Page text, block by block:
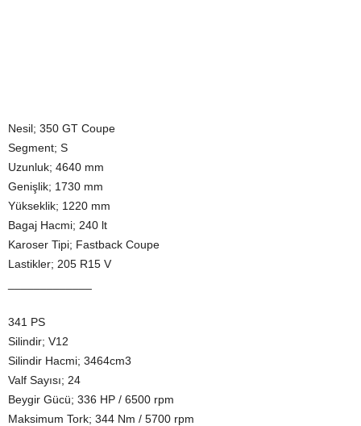
Nesil; 350 GT Coupe
Segment; S
Uzunluk; 4640 mm
Genişlik; 1730 mm
Yükseklik; 1220 mm
Bagaj Hacmi; 240 lt
Karoser Tipi; Fastback Coupe
Lastikler; 205 R15 V
341 PS
Silindir; V12
Silindir Hacmi; 3464cm3
Valf Sayısı; 24
Beygir Gücü; 336 HP / 6500 rpm
Maksimum Tork; 344 Nm / 5700 rpm